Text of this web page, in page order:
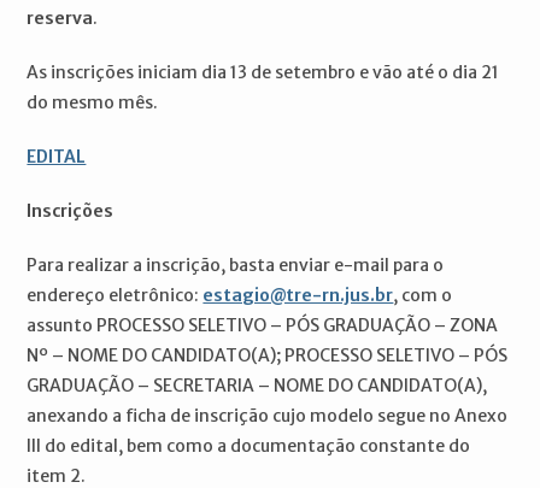
reserva.
As inscrições iniciam dia 13 de setembro e vão até o dia 21
do mesmo mês.
EDITAL
Inscrições
Para realizar a inscrição, basta enviar e-mail para o
endereço eletrônico: estagio@tre-rn.jus.br, com o
assunto PROCESSO SELETIVO – PÓS GRADUAÇÃO – ZONA
Nº – NOME DO CANDIDATO(A); PROCESSO SELETIVO – PÓS
GRADUAÇÃO – SECRETARIA – NOME DO CANDIDATO(A),
anexando a ficha de inscrição cujo modelo segue no Anexo
lll do edital, bem como a documentação constante do
item 2.